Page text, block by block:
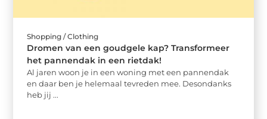
Shopping / Clothing
Dromen van een goudgele kap? Transformeer
het pannendak in een rietdak!
Al jaren woon je in een woning met een pannendak
en daar ben je helemaal tevreden mee. Desondanks
heb jij ...